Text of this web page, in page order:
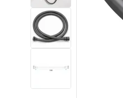
Baden en
Kranen
Douches